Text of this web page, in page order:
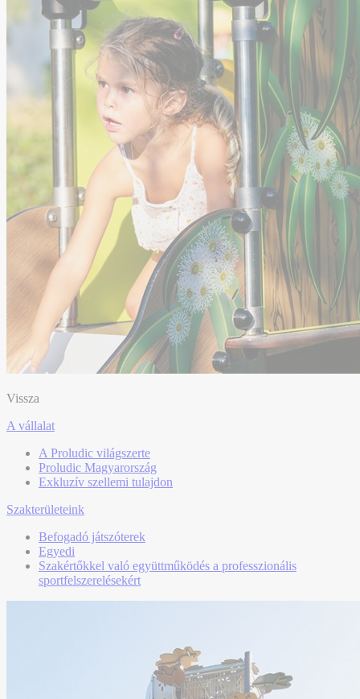
Vissza
A vállalat
A Proludic világszerte
Proludic Magyarország
Exkluzív szellemi tulajdon
Szakterületeink
Befogadó játszóterek
Egyedi
Szakértőkkel való együttműködés a professzionális
sportfelszerelésekért